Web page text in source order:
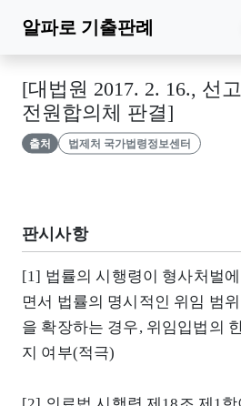
알파로 기출판례
[대법원 2017. 2. 16., 선
전원합의체 판결]
출처 법제처 국가법령정보센터
판시사항
[1] 법률의 시행령이 형사처벌
면서 법률의 명시적인 위임 범
을 확장하는 경우, 위임입법의
지 여부(적극)